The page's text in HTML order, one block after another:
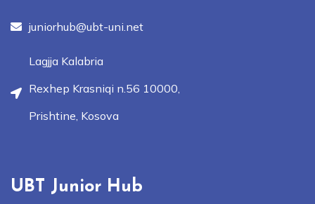
juniorhub@ubt-uni.net
Lagjja Kalabria
Rexhep Krasniqi n.56 10000,
Prishtine, Kosova
UBT Junior Hub